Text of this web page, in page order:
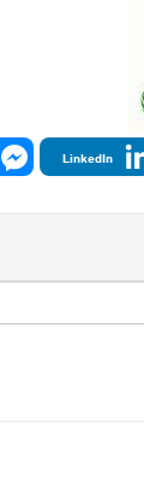
LinkedIn